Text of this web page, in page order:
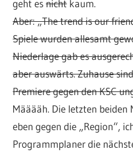
geht esnichtkaum.
Aber: „The trend is our
Spiele wurden allesamt
Niederlage gab es
aber auswärts. Zuhause
Premiere gegen den KSC
Määääh. Die letzten beiden
eben gegen die „Region“,
Programmplaner die